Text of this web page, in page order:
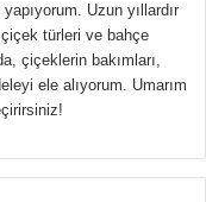
Uzun yıllardır
türleri ve bahçe
çiçeklerin bakımları,
ele alıyorum. Umarım